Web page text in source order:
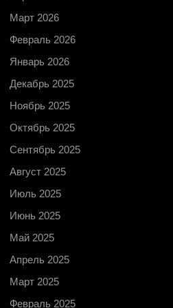
Март 2026
Февраль 2026
Январь 2026
Декабрь 2025
Ноябрь 2025
Октябрь 2025
Сентябрь 2025
Август 2025
Июль 2025
Июнь 2025
Май 2025
Апрель 2025
Март 2025
Февраль 2025